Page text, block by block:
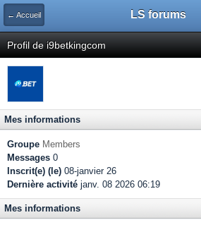
← Accueil LS forums
Profil de i9betkingcom
Mes informations
Groupe Members
Messages 0
Inscrit(e) (le) 08-janvier 26
Dernière activité janv. 08 2026 06:19
Mes informations